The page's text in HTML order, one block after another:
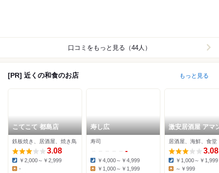
口コミをもっと見る（44人）
[PR] 近くの和食のお店 もっと見る
こてこて 都島店
鉄板焼き、居酒屋、焼き鳥
3.08
Dinner:
￥2,000～￥2,999
-
寿し広
寿司
-
Dinner:
￥4,000～￥4,999
￥1,000～￥1,999
激安居酒屋 アマ
本店
居酒屋、海鮮、食堂
3.08
Dinner:
￥1,000～￥1,999
～￥999